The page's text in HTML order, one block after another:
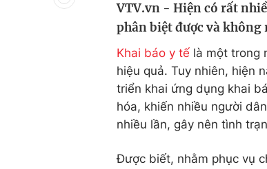
Chất lượng
VTV.vn - Hiện có rất
phân biệt được và không
Khai báo y tế là một trong
hiệu quả. Tuy nhiên, hiện
triển khai ứng dụng khai
hóa, khiến nhiều người
nhiều lần, gây nên tình
Được biết, nhằm phục vụ